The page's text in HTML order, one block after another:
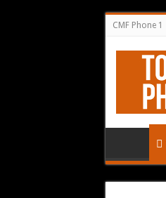
CMF Phone 1